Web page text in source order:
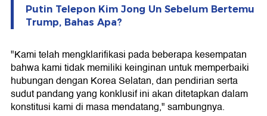
Putin Telepon Kim Jong Un Sebelum Bertemu
Trump, Bahas Apa?
"Kami telah mengklarifikasi pada beberapa kesempatan
bahwa kami tidak memiliki keinginan untuk memperbaiki
hubungan dengan Korea Selatan, dan pendirian serta
sudut pandang yang konklusif ini akan ditetapkan dalam
konstitusi kami di masa mendatang," sambungnya.